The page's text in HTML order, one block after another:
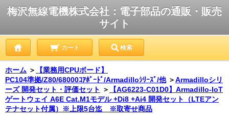
梅沢無線電機株式会社：電子部品の通販・販売
サイト
カート 検索
ホーム ＞
【業務用CPUボード】
PC104準拠/Z80/68000ｺｱﾎﾞｰﾄﾞ/Armadilloｼﾘｰｽﾞ/他 ＞Armadilloシリ
ーズ 開発セット・評価セット ＞
【AG6223-C01D0】Armadillo-IoT
ゲートウェイ A6E Cat.M1モデル +Di8 +Ai4 開発セット（LTEアン
テナセット付属）※上限5台迄 ※取寄せ商品